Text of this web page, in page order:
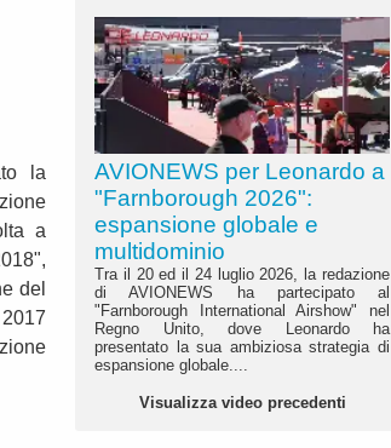
la
a
del
AVIONEWS per Leonardo a
"Farnborough 2026":
espansione globale e
multidominio
Tra il 20 ed il 24 luglio 2026, la redazione
di AVIONEWS ha partecipato al
"Farnborough International Airshow" nel
Regno Unito, dove Leonardo ha
presentato la sua ambiziosa strategia di
espansione globale....
Visualizza video precedenti